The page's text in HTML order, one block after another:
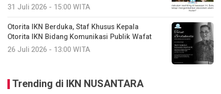
31 Juli 2026 - 15:00 WITA
Otorita IKN Berduka, Staf Khusus Kepala
Otorita IKN Bidang Komunikasi Publik Wafat
26 Juli 2026 - 13:00 WITA
Trending di IKN NUSANTARA